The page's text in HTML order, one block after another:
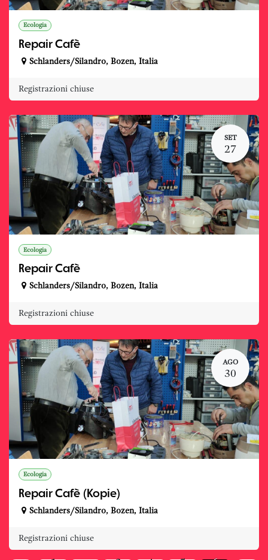
Ecologia
Repair Cafè
Schlanders/Silandro, Bozen, Italia
Registrazioni chiuse
SET
27
Ecologia
Repair Cafè
Schlanders/Silandro, Bozen, Italia
Registrazioni chiuse
AGO
30
Ecologia
Repair Cafè (Kopie)
Schlanders/Silandro, Bozen, Italia
Registrazioni chiuse